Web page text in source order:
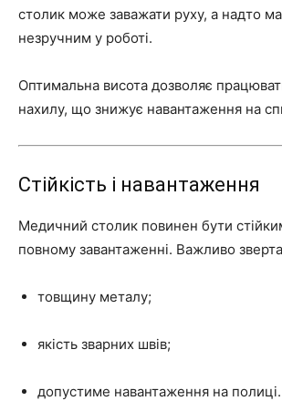
столик може заважати руху, а надто
незручним у роботі.
Оптимальна висота дозволяє
нахилу, що знижує навантаження на
Стійкість і навантаження
Медичний столик повинен бути
повному завантаженні. Важливо
товщину металу;
якість зварних швів;
допустиме навантаження на полиці.